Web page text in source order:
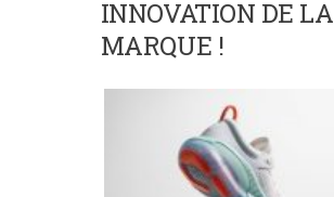
INNOVATION DE LA
MARQUE !